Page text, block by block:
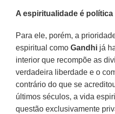
A espiritualidade é política
Para ele, porém, a
espiritual comoGandhi já
interior que recompõe as
verdadeira liberdade e o
contrário do que se
últimos séculos, a vida
questão exclusivamente